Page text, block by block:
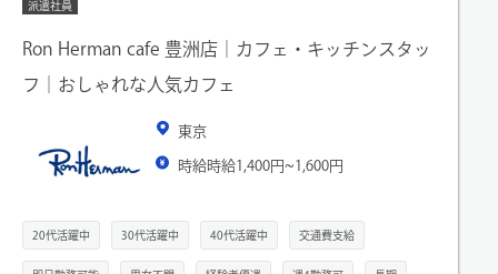
派遣社員
Ron Herman cafe 豊洲店｜カフェ・キッチンスタッ
フ｜おしゃれな人気カフェ
東京
時給時給1,400円~1,600円
20代活躍中 30代活躍中 40代活躍中 交通費支給